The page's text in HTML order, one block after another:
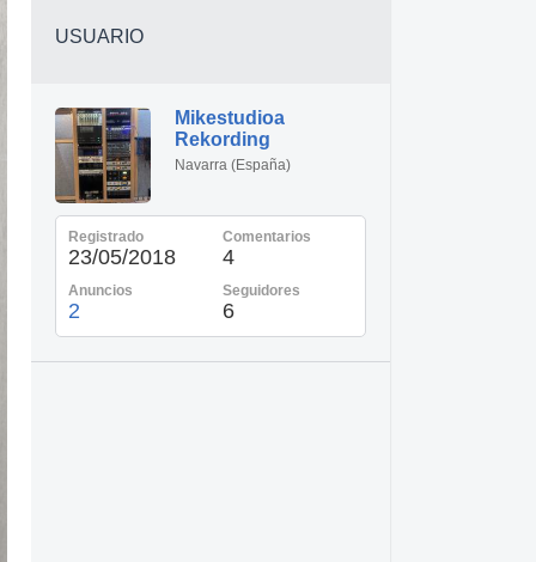
USUARIO
Mikestudioa
Rekording
Navarra (España)
Registrado
23/05/2018
Comentarios
4
Anuncios
2
Seguidores
6